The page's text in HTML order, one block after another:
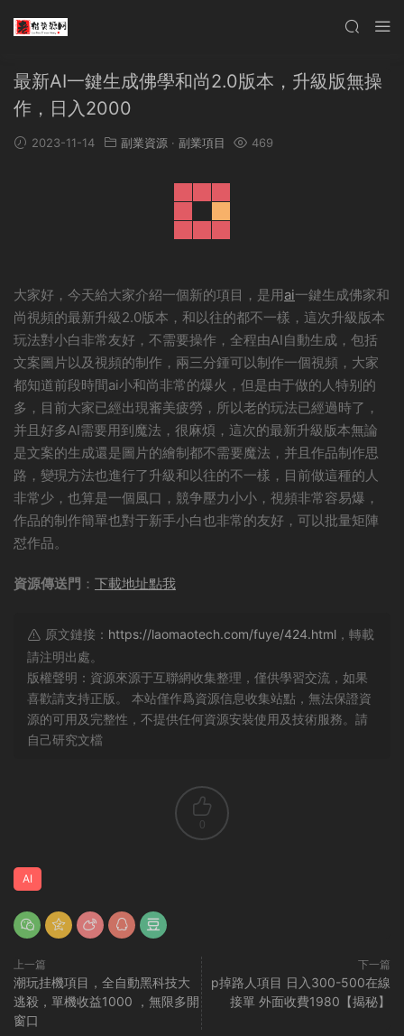
最新AI一鍵生成佛學和尚2.0版本，升級版無操
作，日入2000
2023-11-14 副業資源 · 副業項目 469
大家好，今天給大家介紹一個新的項目，是用ai一鍵生成佛家和
尚視頻的最新升級2.0版本，和以往的都不一樣，這次升級版本
玩法對小白非常友好，不需要操作，全程由AI自動生成，包括
文案圖片以及視頻的制作，兩三分鍾可以制作一個視頻，大家
都知道前段時間ai小和尚非常的爆火，但是由于做的人特别的
多，目前大家已經出現審美疲勞，所以老的玩法已經過時了，
并且好多AI需要用到魔法，很麻煩，這次的最新升級版本無論
是文案的生成還是圖片的繪制都不需要魔法，并且作品制作思
路，變現方法也進行了升級和以往的不一樣，目前做這種的人
非常少，也算是一個風口，競争壓力小小，視頻非常容易爆，
作品的制作簡單也對于新手小白也非常的友好，可以批量矩陣
怼作品。
資源傳送門 ： 下載地址點我
原文鏈接： https://laomaotech.com/fuye/424.html ，轉載
請注明出處。
版權聲明：資源來源于互聯網收集整理，僅供學習交流，如果
喜歡請支持正版。 本站僅作爲資源信息收集站點，無法保證資
源的可用及完整性，不提供任何資源安裝使用及技術服務。請
自己研究文檔
0
AI
上一篇
潮玩挂機項目，全自動黑科技大
逃殺，單機收益1000 ，無限多開
窗口
下一篇
p掉路人項目 日入300-500在線
接單 外面收費1980【揭秘】